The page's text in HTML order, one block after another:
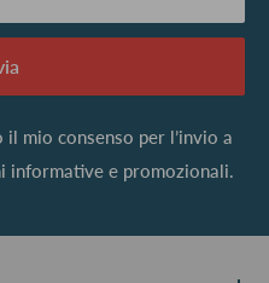
il mio consenso per l’invio a
informative e promozionali.